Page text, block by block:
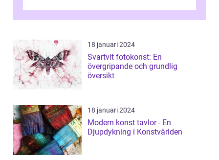
rea...
18 januari 2024
Svartvit fotokonst: En
övergripande och grundlig
översikt
18 januari 2024
Modern konst tavlor - En
Djupdykning i Konstvärlden